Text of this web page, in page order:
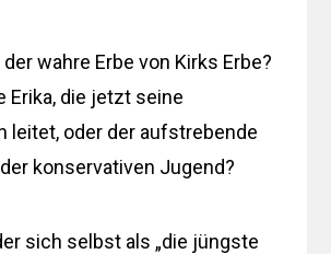
wahre Erbe von Kirks Erbe?
Erika, die jetzt seine
leitet, oder der aufstrebende
konservativen Jugend?
sich selbst als „die jüngste